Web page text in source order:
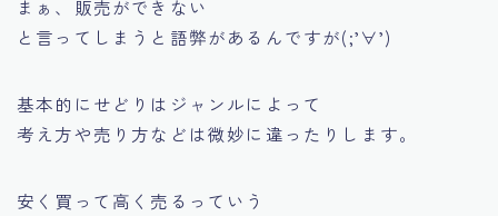
まぁ、
販売ができない
と言ってしまうと語弊があるんですが(;’∀’)
基本的にせどりはジャンルによって
考え方や売り方などは微妙に違ったりします。
安く買って高く売るっていう